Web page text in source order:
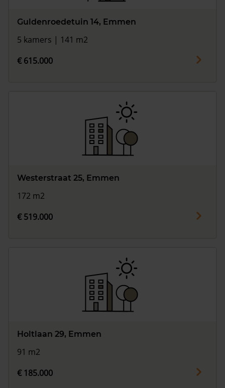
Guldenroedetuin 14, Emmen
5 kamers | 141 m2
€ 615.000
Westerstraat 25, Emmen
172 m2
€ 519.000
Holtlaan 29, Emmen
91 m2
€ 185.000